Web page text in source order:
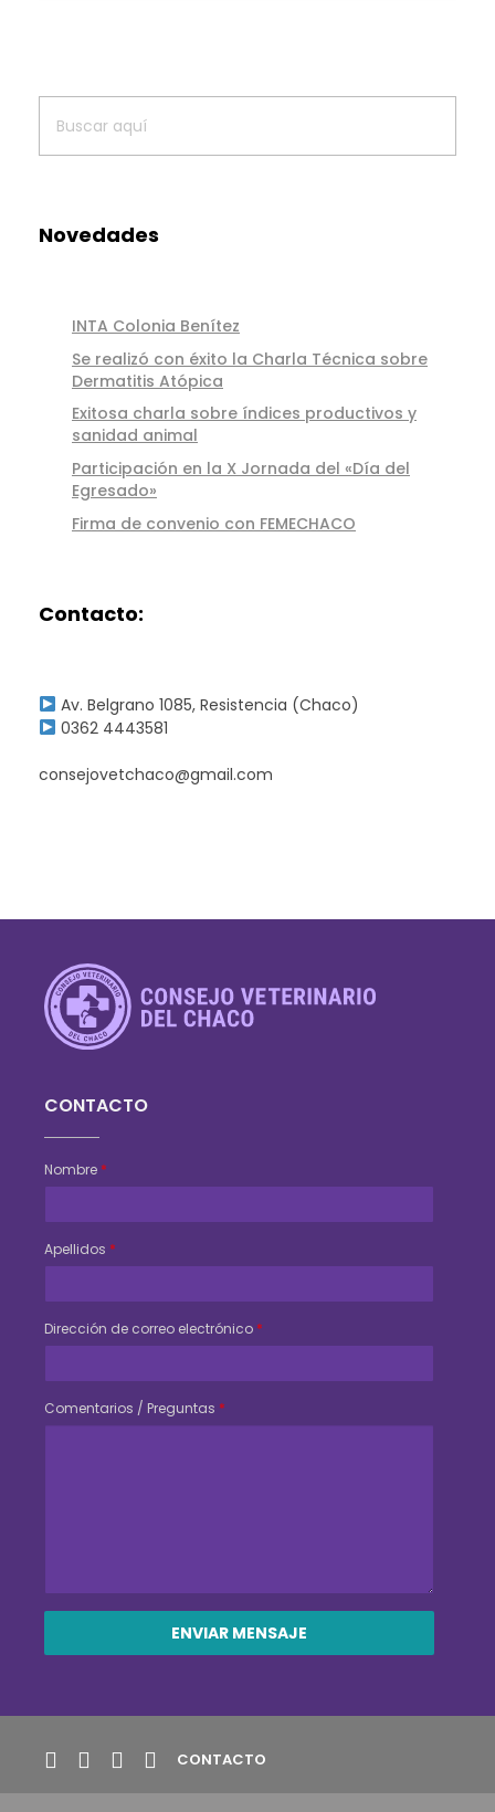
Novedades
INTA Colonia Benítez
Se realizó con éxito la Charla Técnica sobre
Dermatitis Atópica
Exitosa charla sobre índices productivos y
sanidad animal
Participación en la X Jornada del «Día del
Egresado»
Firma de convenio con FEMECHACO
Contacto:
Av. Belgrano 1085, Resistencia (Chaco)
0362 4443581
consejovetchaco@gmail.com
CONTACTO
Nombre *
Apellidos *
Dirección de correo electrónico *
Comentarios / Preguntas *
CONTACTO